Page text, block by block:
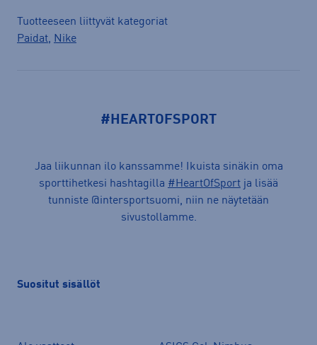
Tuotteeseen liittyvät kategoriat
Paidat, Nike
#HEARTOFSPORT
Jaa liikunnan ilo kanssamme! Ikuista sinäkin oma
sporttihetkesi hashtagilla #HeartOfSport ja lisää
tunniste @intersportsuomi, niin ne näytetään
sivustollamme.
Suositut sisällöt